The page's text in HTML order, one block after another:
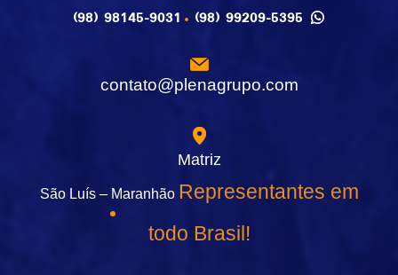
(98) 98145-9031 (98) 99209-5395
contato@plenagrupo.com
Matriz
São Luís – Maranhão Representantes em
todo Brasil!